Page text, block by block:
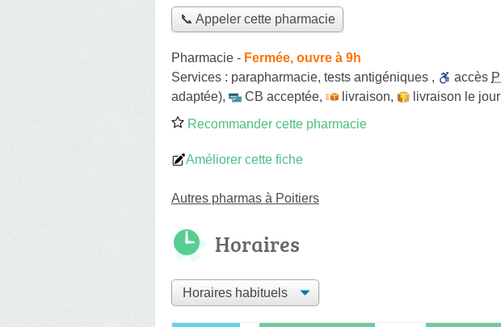
📞 Appeler cette pharmacie
Pharmacie - Fermée, ouvre à 9h
Services : parapharmacie, tests antigéniques , accès
adaptée), CB acceptée, livraison, livraison le
Recommander cette pharmacie
Améliorer cette fiche
Autres pharmas à Poitiers
Horaires